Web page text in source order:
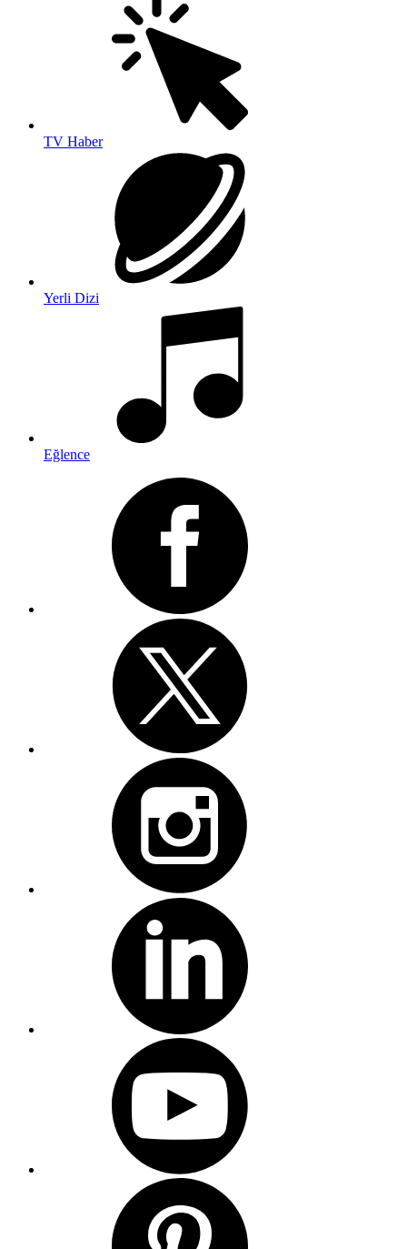
TV Haber
Yerli Dizi
Eğlence